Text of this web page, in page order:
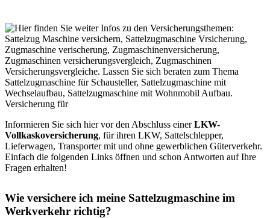
Informieren Sie sich hier vor den Abschluss einerLKW-
Vollkaskoversicherung, für ihren LKW, Sattelschlepper,
Lieferwagen, Transporter mit und ohne gewerblichen Güterverkehr.
Einfach die folgenden Links öffnen und schon Antworten auf Ihre
Fragen erhalten!
Wie versichere ich meine Sattelzugmaschine im
Werkverkehr richtig?